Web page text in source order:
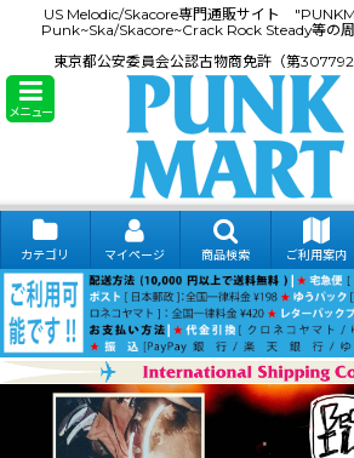
US Melodic/Skacore専門通販サイト
Punk~Ska/Skacore~Crack Rock Steady等の周
東京都公安委員会公認古物商免許（第
メニュー
カテゴリ マイページ 商品検索 ご利用案内